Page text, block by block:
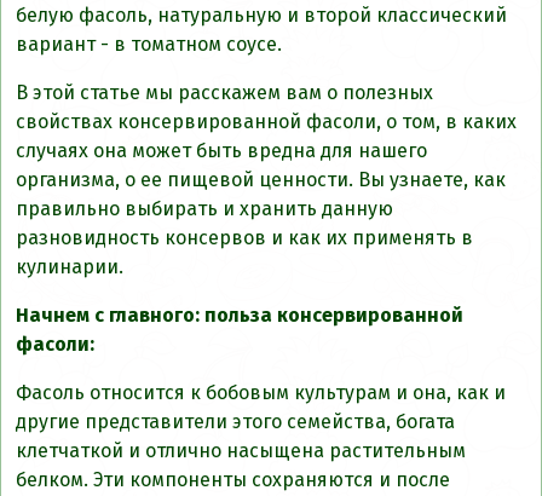
белую фасоль, натуральную и второй классический
вариант - в томатном соусе.
В этой статье мы расскажем вам о полезных
свойствах консервированной фасоли, о том, в каких
случаях она может быть вредна для нашего
организма, о ее пищевой ценности. Вы узнаете, как
правильно выбирать и хранить данную
разновидность консервов и как их применять в
кулинарии.
Начнем с главного: польза консервированной
фасоли:
Фасоль относится к бобовым культурам и она, как и
другие представители этого семейства, богата
клетчаткой и отлично насыщена растительным
белком. Эти компоненты сохраняются и после